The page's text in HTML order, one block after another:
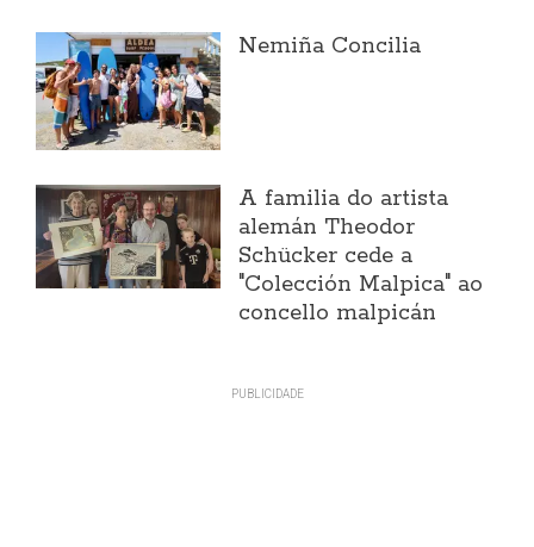
Nemiña Concilia
A familia do artista
alemán Theodor
Schücker cede a
"Colección Malpica" ao
concello malpicán